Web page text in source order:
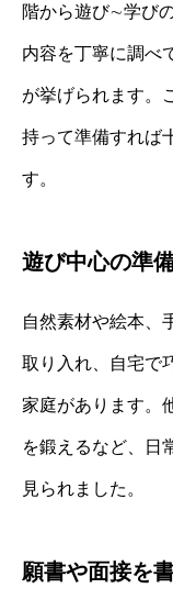
階から遊び∼学び
内容を丁寧に調べ
が挙げられます。
持って準備すれば
す。
遊び中心の準
自然素材や絵本、
取り入れ、自宅で
家庭があります。
を鍛えるなど、日
見られました。
願書や面接を